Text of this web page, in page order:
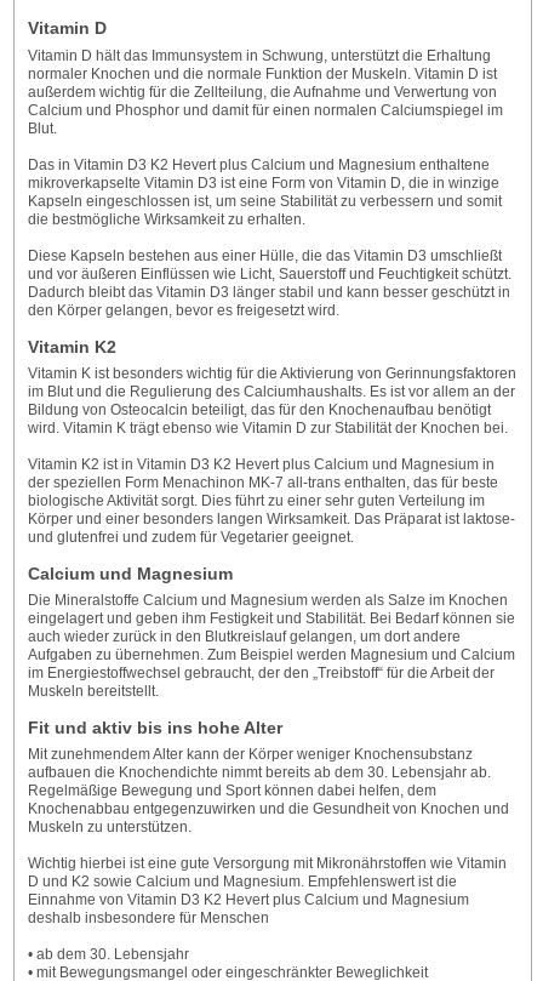
Vitamin D
Vitamin D hält das Immunsystem in Schwung, unterstützt die Erhaltung
normaler Knochen und die normale Funktion der Muskeln. Vitamin D ist
außerdem wichtig für die Zellteilung, die Aufnahme und Verwertung von
Calcium und Phosphor und damit für einen normalen Calciumspiegel im
Blut.
Das in Vitamin D3 K2 Hevert plus Calcium und Magnesium enthaltene
mikroverkapselte Vitamin D3 ist eine Form von Vitamin D, die in winzige
Kapseln eingeschlossen ist, um seine Stabilität zu verbessern und somit
die bestmögliche Wirksamkeit zu erhalten.
Diese Kapseln bestehen aus einer Hülle, die das Vitamin D3 umschließt
und vor äußeren Einflüssen wie Licht, Sauerstoff und Feuchtigkeit schützt.
Dadurch bleibt das Vitamin D3 länger stabil und kann besser geschützt in
den Körper gelangen, bevor es freigesetzt wird.
Vitamin K2
Vitamin K ist besonders wichtig für die Aktivierung von Gerinnungsfaktoren
im Blut und die Regulierung des Calciumhaushalts. Es ist vor allem an der
Bildung von Osteocalcin beteiligt, das für den Knochenaufbau benötigt
wird. Vitamin K trägt ebenso wie Vitamin D zur Stabilität der Knochen bei.
Vitamin K2 ist in Vitamin D3 K2 Hevert plus Calcium und Magnesium in
der speziellen Form Menachinon MK-7 all-trans enthalten, das für beste
biologische Aktivität sorgt. Dies führt zu einer sehr guten Verteilung im
Körper und einer besonders langen Wirksamkeit. Das Präparat ist laktose-
und glutenfrei und zudem für Vegetarier geeignet.
Calcium und Magnesium
Die Mineralstoffe Calcium und Magnesium werden als Salze im Knochen
eingelagert und geben ihm Festigkeit und Stabilität. Bei Bedarf können sie
auch wieder zurück in den Blutkreislauf gelangen, um dort andere
Aufgaben zu übernehmen. Zum Beispiel werden Magnesium und Calcium
im Energiestoffwechsel gebraucht, der den „Treibstoff“ für die Arbeit der
Muskeln bereitstellt.
Fit und aktiv bis ins hohe Alter
Mit zunehmendem Alter kann der Körper weniger Knochensubstanz
aufbauen die Knochendichte nimmt bereits ab dem 30. Lebensjahr ab.
Regelmäßige Bewegung und Sport können dabei helfen, dem
Knochenabbau entgegenzuwirken und die Gesundheit von Knochen und
Muskeln zu unterstützen.
Wichtig hierbei ist eine gute Versorgung mit Mikronährstoffen wie Vitamin
D und K2 sowie Calcium und Magnesium. Empfehlenswert ist die
Einnahme von Vitamin D3 K2 Hevert plus Calcium und Magnesium
deshalb insbesondere für Menschen
• ab dem 30. Lebensjahr
• mit Bewegungsmangel oder eingeschränkter Beweglichkeit